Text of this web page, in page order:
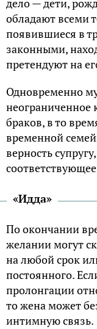
дело — дети,
обладают всеми
появившиеся в
законными,
претендуют на
Одновременно
неограниченное
браков, в то
временной
верность
«Идда»
По окончании
желании могут
на любой срок
постоянного.
пролонгации
то жена может
интимную связь.